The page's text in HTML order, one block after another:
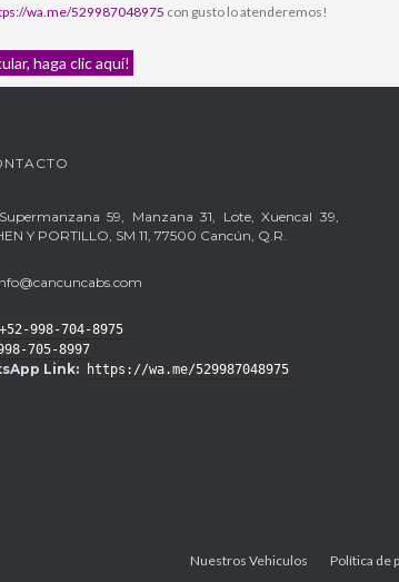
wa.me/529987048975 con gusto lo atenderemos!
haga clic aquí!
Supermanzana 59, Manzana 31, Lote, Xuencal 39,
Y PORTILLO, SM 11, 77500 Cancún, Q.R.
+52-998-704-8975
705-8997
Link: https://wa.me/529987048975
Nuestros Vehiculos Política de